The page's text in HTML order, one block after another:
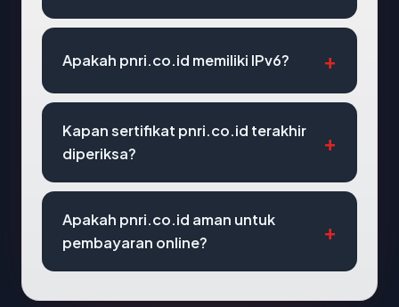
Apakah pnri.co.id memiliki IPv6?
Kapan sertifikat pnri.co.id terakhir
diperiksa?
Apakah pnri.co.id aman untuk
pembayaran online?